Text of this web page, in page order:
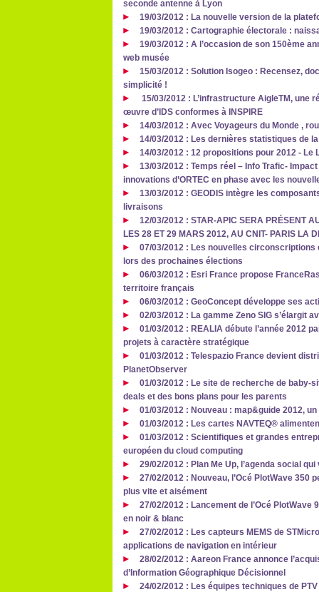
seconde antenne à Lyon
19/03/2012 : La nouvelle version de la
19/03/2012 : Cartographie électorale :
19/03/2012 : A l’occasion de son 150ème
web musée
15/03/2012 : Solution Isogeo : Recensez,
simplicité !
15/03/2012 : L’infrastructure AigleTM, une
œuvre d’IDS conformes à INSPIRE
14/03/2012 : Avec Voyageurs du Monde ,
14/03/2012 : Les dernières statistiques de
14/03/2012 : 12 propositions pour 2012 -
13/03/2012 : Temps réel – Info Trafic-
innovations d’ORTEC en phase avec les
13/03/2012 : GEODIS intègre les
livraisons
12/03/2012 : STAR-APIC SERA PRÉSENT
LES 28 ET 29 MARS 2012, AU CNIT- PARIS LA
07/03/2012 : Les nouvelles
lors des prochaines élections
06/03/2012 : Esri France propose
territoire français
06/03/2012 : GeoConcept développe ses
02/03/2012 : La gamme Zeno SIG s’élargit
01/03/2012 : REALIA débute l’année 2012
projets à caractère stratégique
01/03/2012 : Telespazio France devient
PlanetObserver
01/03/2012 : Le site de recherche de baby-
deals et des bons plans pour les parents
01/03/2012 : Nouveau : map&guide 2012,
01/03/2012 : Les cartes NAVTEQ®
01/03/2012 : Scientifiques et grandes
européen du cloud computing
29/02/2012 : Plan Me Up, l’agenda social
27/02/2012 : Nouveau, l’Océ PlotWave
plus vite et aisément
27/02/2012 : Lancement de l’Océ
en noir & blanc
27/02/2012 : Les capteurs MEMS de
applications de navigation en intérieur
28/02/2012 : Aareon France annonce
d’Information Géographique Décisionnel
24/02/2012 : Les équipes techniques de